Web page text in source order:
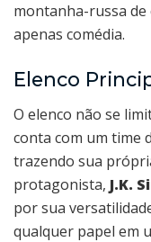
montanha-russa de
apenas comédia.
Elenco
O elenco não se
conta com um time
trazendo sua
protagonista, J.K.
por sua
qualquer papel em